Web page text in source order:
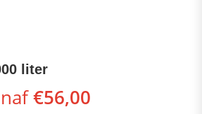
liter
€56,00